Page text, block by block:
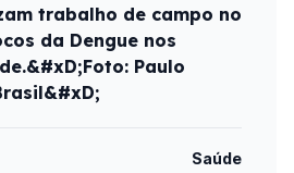
trabalho de campo no
da Dengue nos
Paulo
Saúde